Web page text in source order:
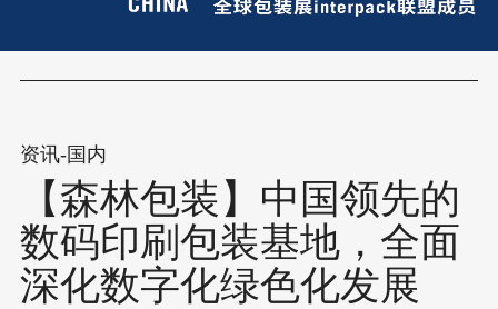
资讯-国内
【森林包装】中国领先的
数码印刷包装基地，全面
深化数字化绿色化发展